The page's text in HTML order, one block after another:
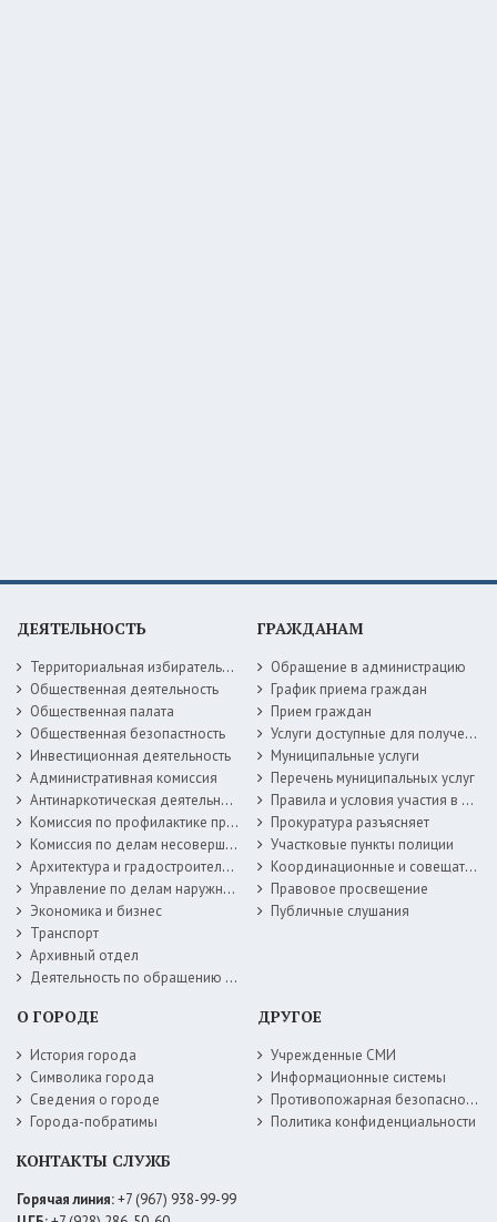
ДЕЯТЕЛЬНОСТЬ
Территориальная избирательная комиссия
Общественная деятельность
Общественная палата
Общественная безопастность
Инвестиционная деятельность
Административная комиссия
Антинаркотическая деятельность
Комиссия по профилактике правонарушений
Комиссия по делам несовершеннолетних
Архитектура и градостроительство
Управление по делам наружной рекламы
Экономика и бизнес
Транспорт
Архивный отдел
Деятельность по обращению с животными без владельцев
ГРАЖДАНАМ
Обращение в администрацию
График приема граждан
Прием граждан
Услуги доступные для получения в электронной форме
Муниципальные услуги
Перечень муниципальных услуг
Правила и условия участия в жилищных программах
Прокуратура разъясняет
Участковые пункты полиции
Координационные и совещательные органы
Правовое просвещение
Публичные слушания
О ГОРОДЕ
История города
Символика города
Сведения о городе
Города-побратимы
ДРУГОЕ
Учрежденные СМИ
Информационные системы
Противопожарная безопасность
Политика конфиденциальности
КОНТАКТЫ СЛУЖБ
Горячая линия:+7 (967) 938-99-99